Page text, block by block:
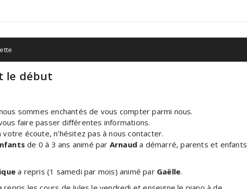
le début
sommes enchantés de vous compter parmi nous.
faire passer différentes informations.
écoute, n’hésitez pas à nous contacter.
de 0 à 3 ans animé par Arnauda démarré, parents et enfants
a repris (1 samedi par mois) animé par Gaëlle.